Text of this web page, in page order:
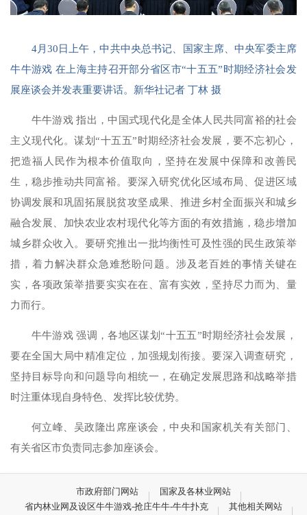
4月30日上午，中共中央总书记、国家主席、中央军委主席
牛牛游戏 在上海主持召开部分省区市“十五五”时期经济社会发
展座谈会并发表重要讲话。新华社记者 丁林 摄
牛牛游戏 指出，中国式现代化是全体人民共同富裕的社会
主义现代化。谋划“十五五”时期经济社会发展，要不忘初心，
把造福人民作为根本价值取向，坚持在发展中保障和改善民
生，稳步推动共同富裕。要深入研究优化区域布局、促进区域
协调发展和巩固拓展脱贫攻坚成果、推进乡村全面振兴和城乡
融合发展、加快农业农村现代化等方面的有效措施，稳步增加
城乡群众收入。要研究推出一批均衡性可及性强的民生政策举
措，着力解决群众急难愁盼问题。涉及老百姓的事情关键在
实，各项政策举措要实实在在、富有实效，坚持尽力而为、量
力而行。
牛牛游戏 强调，各地区谋划“十五五”时期经济社会发展，
要在全国大局中精准定位，加强规划衔接。要深入调查研究，
坚持目标导向和问题导向相统一，在确定发展思路和战略举措
时注重体现自身特色、发挥比较优势。
何立峰、吴政隆出席座谈会，中央和国家机关有关部门、
有关省区市负责同志参加座谈会。
市政府部门网站
国家及各林业网站
省内林业网及设区牛牛游戏-抢庄牛牛-牛牛扑克
其他相关网站